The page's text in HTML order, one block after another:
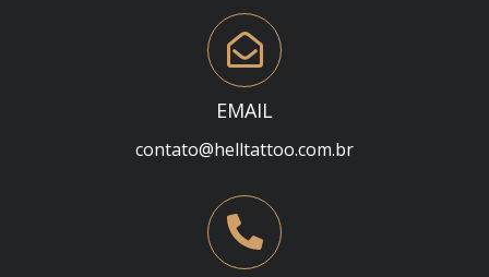
EMAIL
contato@helltattoo.com.br